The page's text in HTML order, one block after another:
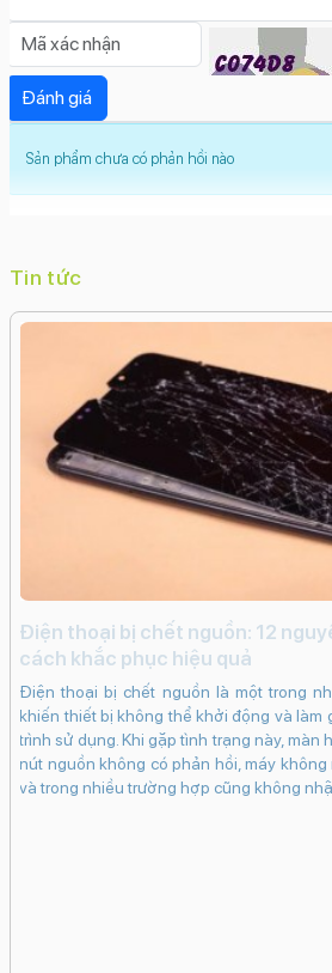
Sản phẩm chưa có phản hồi nào
iPhone XS Max 256GB là một chiếc
màn hình lớn, cấu hình mạnh mẽ và
dẫn.
Tin tức
Điện thoại bị chết nguồn: 12
cách khắc phục hiệu quả
Điện thoại bị chết nguồn là một trong
khiến thiết bị không thể khởi động và làm
trình sử dụng. Khi gặp tình trạng này, màn
nút nguồn không có phản hồi, máy
và trong nhiều trường hợp cũng không